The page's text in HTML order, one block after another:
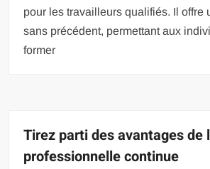
pour les travailleurs qualifiés. Il offre
sans précédent, permettant aux
former
Tirez parti des avantages de
professionnelle continue